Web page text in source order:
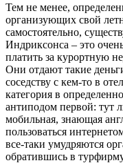
Тем не менее,
организующих свой
самостоятельно,
Индриксонса – это
платить за курортную
Они отдают такие
соседству с кем-то в
категория в
антиподом первой: тут
мобильная, знающая
пользоваться
все-таки умудряются
обратившись в